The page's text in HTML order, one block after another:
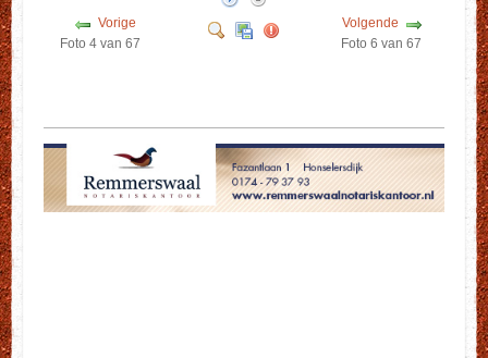
Vorige
Foto 4 van 67
Volgende
Foto 6 van 67